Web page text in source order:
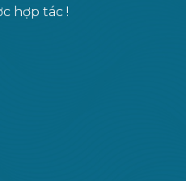
hợp tác !